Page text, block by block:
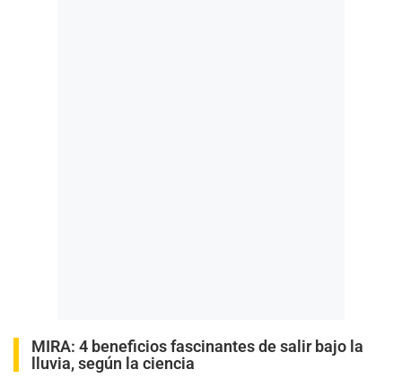
MIRA: 4 beneficios fascinantes de salir bajo la
lluvia, según la ciencia